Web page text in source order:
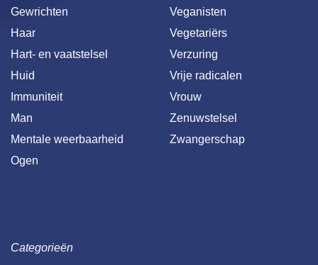
Gewrichten
Haar
Hart- en vaatstelsel
Huid
Immuniteit
Man
Mentale weerbaarheid
Ogen
Veganisten
Vegetariërs
Verzuring
Vrije radicalen
Vrouw
Zenuwstelsel
Zwangerschap
Categorieën